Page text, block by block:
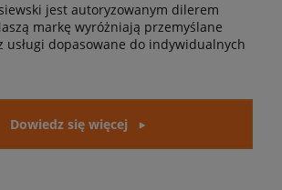
jest autoryzowanym dilerem
markę wyróżniają przemyślane
usługi dopasowane do indywidualnych
Dowiedz się więcej